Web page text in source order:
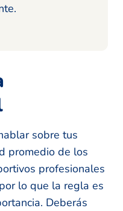
sobre tus
promedio de los
profesionales
lo que la regla es
Deberás